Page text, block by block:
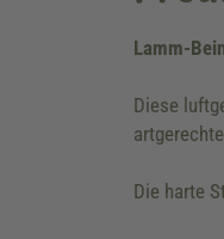
Lamm-
Diese
Die harte